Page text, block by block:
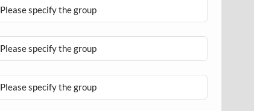
Please specify the group
Please specify the group
Please specify the group